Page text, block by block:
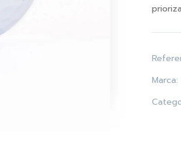
Marca: